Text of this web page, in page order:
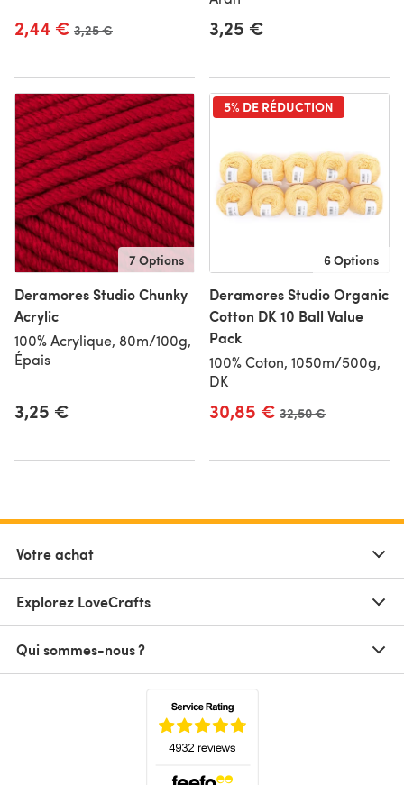
2,44 € Ancien prix
3,25 € 3,25 €
7 Options
Deramores Studio Chunky
Acrylic
100% Acrylique, 80m/100g,
Épais
3,25 €
5% DE RÉDUCTION
6 Options
Deramores Studio Organic
Cotton DK 10 Ball Value
Pack
100% Coton, 1050m/500g,
DK
30,85 € Ancien prix
32,50 €
Votre achat
Explorez LoveCrafts
Qui sommes-nous ?